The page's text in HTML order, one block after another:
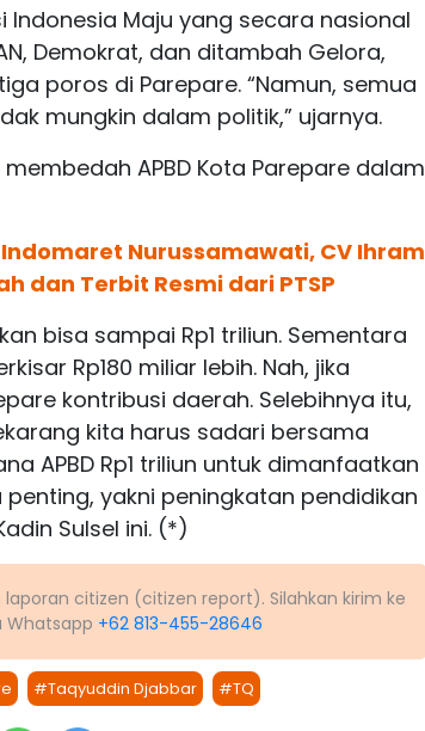
Indonesia Maju yang secara nasional
Demokrat, dan ditambah Gelora,
poros di Parepare. “Namun, semua
mungkin dalam politik,” ujarnya.
APBD Kota Parepare dalam
Indomaret Nurussamawati, CV Ihram
dan Terbit Resmi dari PTSP
bisa sampai Rp1 triliun. Sementara
Rp180 miliar lebih. Nah, jika
kontribusi daerah. Selebihnya itu,
kita harus sadari bersama
APBD Rp1 triliun untuk dimanfaatkan
yakni peningkatan pendidikan
Sulsel ini. (*)
citizen (citizen report). Silahkan kirim ke
Whatsapp +62 813-455-28646
#Taqyuddin Djabbar #TQ